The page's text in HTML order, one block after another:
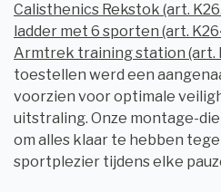
Calisthenics Rekstok (art.
ladder met 6 sporten (art.
Armtrek training station (art.
toestellen werd een
voorzien voor optimale
uitstraling. Onze montage-
om alles klaar te hebben
sportplezier tijdens elke